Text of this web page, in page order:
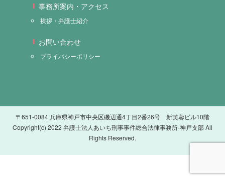
事務所案内・アクセス
挨拶・弁護士紹介
お問い合わせ
プライバシーポリシー
〒651-0084 兵庫県神戸市中央区磯辺通4丁目2番26号 新芙蓉ビル10階
Copyright(c) 2022 弁護士法人あいち刑事事件総合法律事務所-神戸支部 All
Rights Reserved.